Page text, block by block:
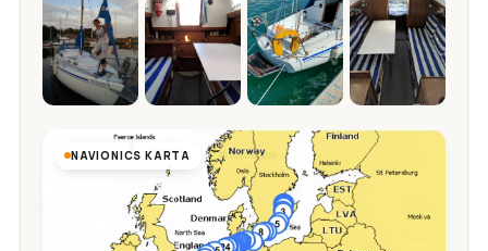
NAVIONICS KARTA